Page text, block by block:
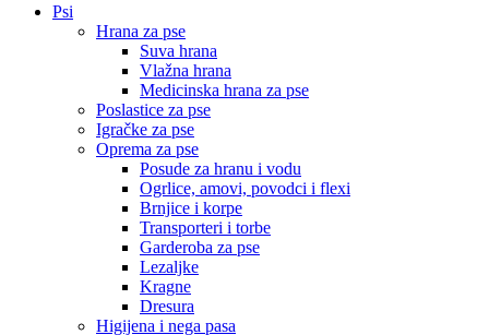
Psi
Hrana za pse
Suva hrana
Vlažna hrana
Medicinska hrana za pse
Poslastice za pse
Igračke za pse
Oprema za pse
Posude za hranu i vodu
Ogrlice, amovi, povodci i flexi
Brnjice i korpe
Transporteri i torbe
Garderoba za pse
Lezaljke
Kragne
Dresura
Higijena i nega pasa